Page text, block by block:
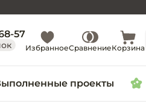
57
ИзбранноеСравнениеКорзина
проекты